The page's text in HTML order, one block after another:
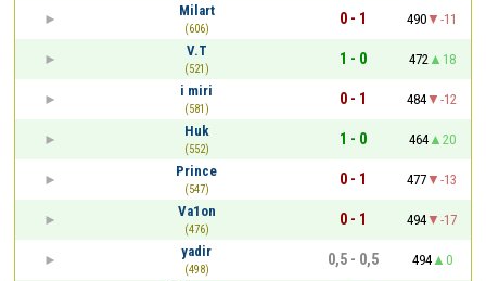
Milart
(606)
0 - 1 490
-11
V.T
(521)
1 - 0 472
18
i miri
(581)
0 - 1 484
-12
Huk
(552)
1 - 0 464
20
Prince
(547)
0 - 1 477
-13
Va1on
(476)
0 - 1 494
-17
yadir
(498)
0,5 - 0,5 494
0